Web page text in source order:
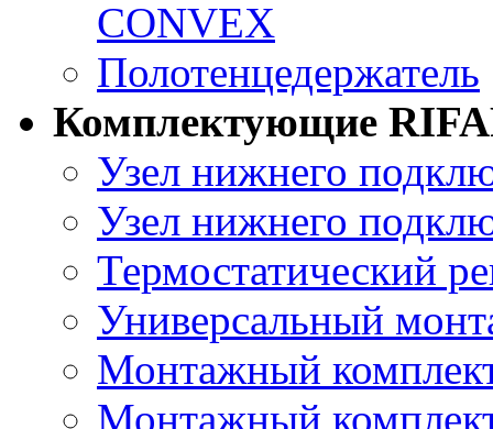
CONVEX
Полотенцедержатель
Комплектующие
Узел нижнего
Узел нижнего
Термостатический
Универсальный
Монтажный
Монтажный